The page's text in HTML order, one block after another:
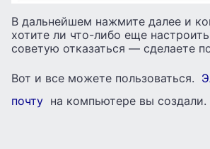
В дальнейшем нажмите далее и
хотите ли что-либо еще
советую отказаться — сделаете
Вот и все можете пользоваться.
почту на компьютере вы создали.